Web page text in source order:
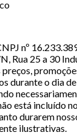
nº
Rua 25 a 30
durante o dia
está incluído
durarem
ilustrativas.